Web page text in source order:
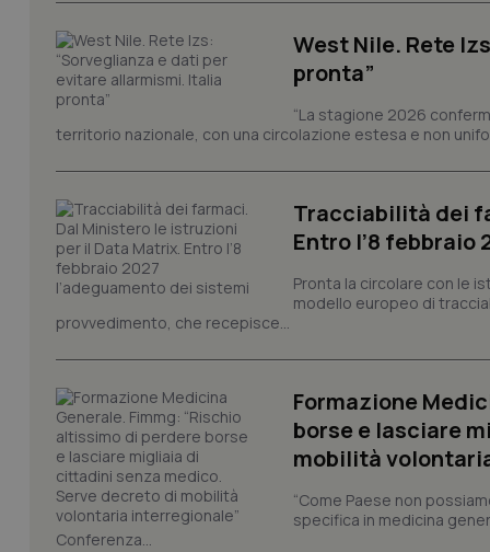
West Nile. Rete
pronta”
“La stagione 2026
territorio nazionale, con una circolazione estesa e non
Tracciabilità dei
Entro l’8 febbraio
Pronta la circolare con le
modello europeo di
provvedimento, che recepisce...
Formazione
borse e lasciare
mobilità
“Come Paese non
specifica in medicina
Conferenza...
tracking-enable
PHPSESSID
_ga_KM60CM4NPH